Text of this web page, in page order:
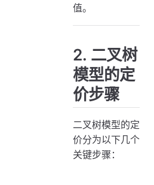
值。
2. 二叉树
模型的定
价步骤
二叉树模型的定
价分为以下几个
关键步骤：